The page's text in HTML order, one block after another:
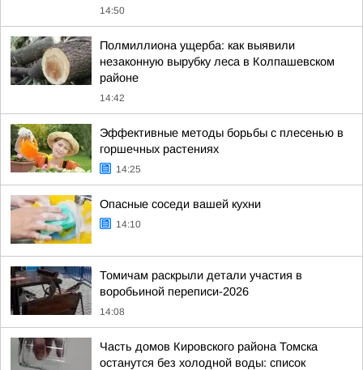
14:50
Полмиллиона ущерба: как выявили
незаконную вырубку леса в Колпашевском
районе
14:42
Эффективные методы борьбы с плесенью в
горшечных растениях
14:25
Опасные соседи вашей кухни
14:10
Томичам раскрыли детали участия в
воробьиной переписи-2026
14:08
Часть домов Кировского района Томска
останутся без холодной воды: список